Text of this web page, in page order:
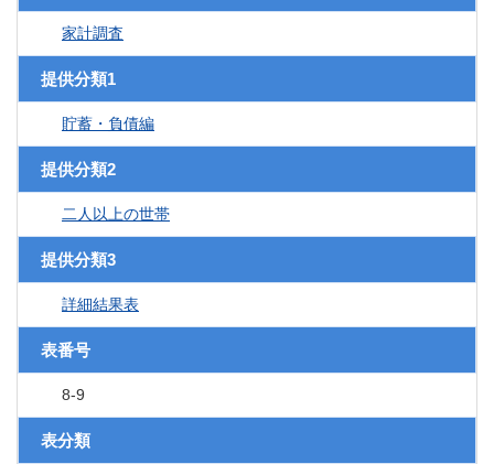
家計調査
提供分類1
貯蓄・負債編
提供分類2
二人以上の世帯
提供分類3
詳細結果表
表番号
8-9
表分類